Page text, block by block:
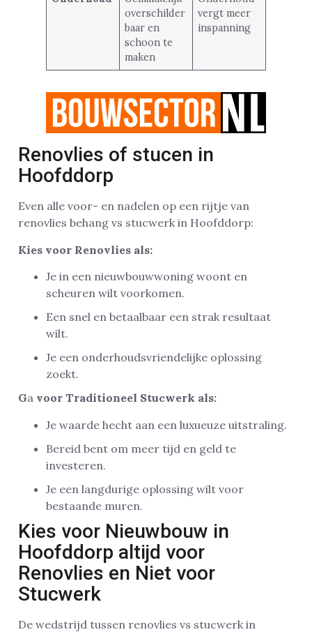
overschilder
baar en
schoon te
maken
vergt meer
inspanning
Renovlies of stucen in
Hoofddorp
Even alle voor- en nadelen op een rijtje van
renovlies behang vs stucwerk in Hoofddorp:
Kies voor Renovlies als:
Je in een nieuwbouwwoning woont en
scheuren wilt voorkomen.
Een snel en betaalbaar een strak resultaat
wilt.
Je een onderhoudsvriendelijke oplossing
zoekt.
Ga voor Traditioneel Stucwerk als:
Je waarde hecht aan een luxueuze uitstraling.
Bereid bent om meer tijd en geld te
investeren.
Je een langdurige oplossing wilt voor
bestaande muren.
Kies voor Nieuwbouw in
Hoofddorp altijd voor
Renovlies en Niet voor
Stucwerk
De wedstrijd tussen renovlies vs stucwerk in